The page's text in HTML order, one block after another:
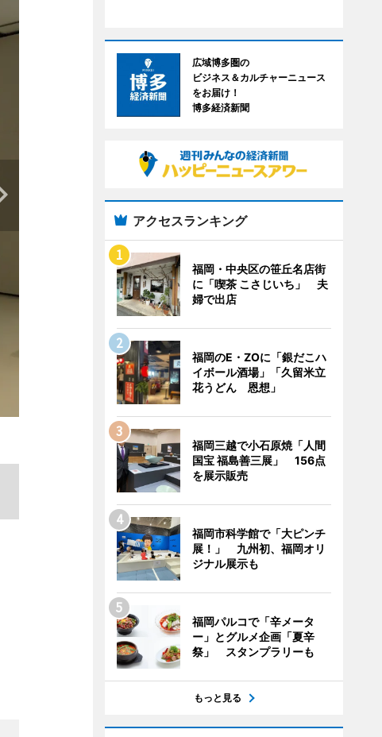
広域博多圏の
ビジネス＆カルチャーニュース
をお届け！
博多経済新聞
アクセスランキング
福岡・中央区の笹丘名店街
に「喫茶 こさじいち」 夫
婦で出店
福岡のE・ZOに「銀だこハ
イボール酒場」「久留米立
花うどん 恩想」
福岡三越で小石原焼「人間
国宝 福島善三展」 156点
を展示販売
福岡市科学館で「大ピンチ
展！」 九州初、福岡オリ
ジナル展示も
福岡パルコで「辛メータ
ー」とグルメ企画「夏辛
祭」 スタンプラリーも
もっと見る